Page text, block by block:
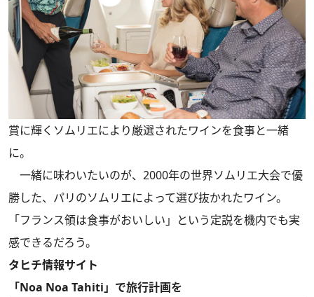
賞に輝くソムリエにより厳選されたワインを食事と一緒
に。
一緒に味わいたいのが、2000年の世界ソムリエ大会で優
勝した、パリのソムリエによって選び抜かれたワイン。
「フランス領は食事がおいしい」という定説を機内でも実
感できるだろう。
タヒチ情報サイト
「Noa Noa Tahiti」で旅行計画を